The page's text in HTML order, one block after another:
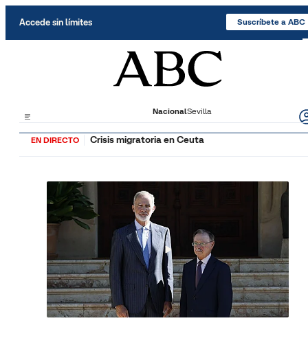
Accede sin límites Suscríbete a ABC
NacionalSevilla
EN DIRECTO Crisis migratoria en Ceuta